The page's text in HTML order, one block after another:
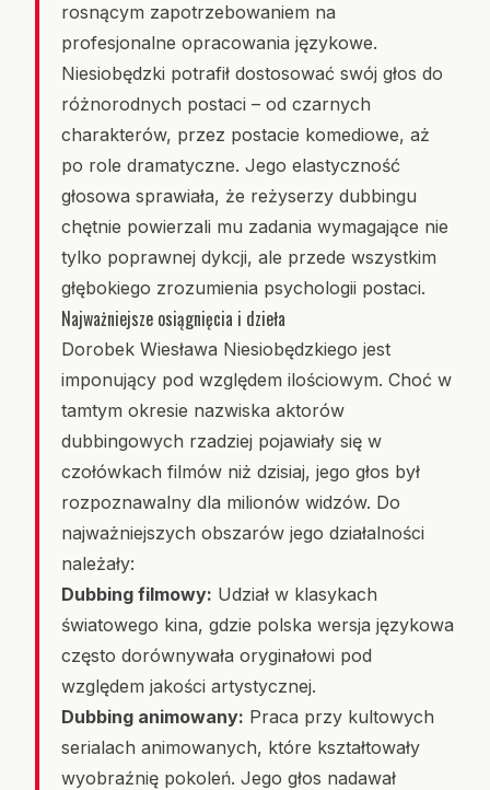
rosnącym zapotrzebowaniem na
profesjonalne opracowania językowe.
Niesiobędzki potrafił dostosować swój głos do
różnorodnych postaci – od czarnych
charakterów, przez postacie komediowe, aż
po role dramatyczne. Jego elastyczność
głosowa sprawiała, że reżyserzy dubbingu
chętnie powierzali mu zadania wymagające nie
tylko poprawnej dykcji, ale przede wszystkim
głębokiego zrozumienia psychologii postaci.
Najważniejsze osiągnięcia i dzieła
Dorobek Wiesława Niesiobędzkiego jest
imponujący pod względem ilościowym. Choć w
tamtym okresie nazwiska aktorów
dubbingowych rzadziej pojawiały się w
czołówkach filmów niż dzisiaj, jego głos był
rozpoznawalny dla milionów widzów. Do
najważniejszych obszarów jego działalności
należały:
Dubbing filmowy: Udział w klasykach
światowego kina, gdzie polska wersja językowa
często dorównywała oryginałowi pod
względem jakości artystycznej.
Dubbing animowany: Praca przy kultowych
serialach animowanych, które kształtowały
wyobraźnię pokoleń. Jego głos nadawał